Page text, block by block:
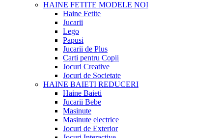
HAINE FETITE MODELE NOI
Haine Fetite
Jucarii
Lego
Papusi
Jucarii de Plus
Carti pentru Copii
Jocuri Creative
Jocuri de Societate
HAINE BAIETI REDUCERI
Haine Baieti
Jucarii Bebe
Masinute
Masinute electrice
Jocuri de Exterior